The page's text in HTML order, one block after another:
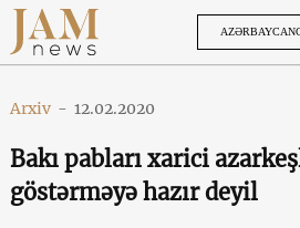
Arxiv - 12.02.2020
Bakı pabları xarici
göstərməyə hazır deyil